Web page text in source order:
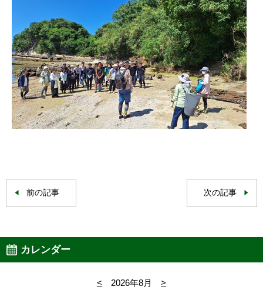
前の記事 次の記事
カレンダー
< 2026年8月
>